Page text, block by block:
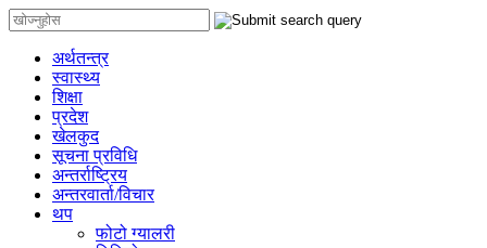
अर्थतन्त्र
स्वास्थ्य
शिक्षा
प्रदेश
खेलकुद
सूचना प्रविधि
अन्तर्राष्ट्रिय
अन्तरवार्ता/विचार
थप
फोटो ग्यालरी